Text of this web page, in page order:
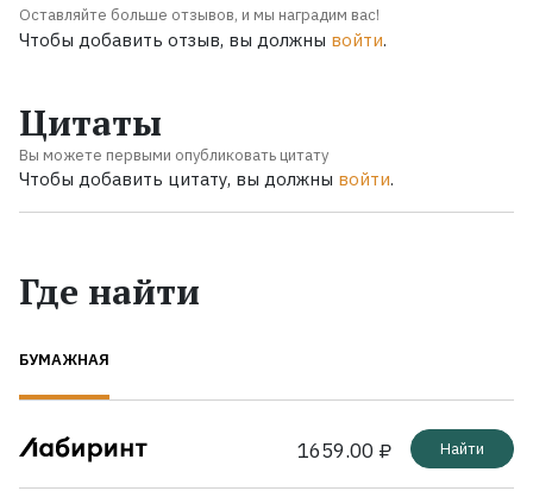
Оставляйте больше отзывов, и мы наградим вас!
Чтобы добавить отзыв, вы должны войти.
Цитаты
Вы можете первыми опубликовать цитату
Чтобы добавить цитату, вы должны войти.
Где найти
БУМАЖНАЯ
1659.00 ₽ Найти